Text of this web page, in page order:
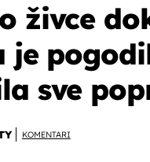
živce
je
sve
KOMENTARI